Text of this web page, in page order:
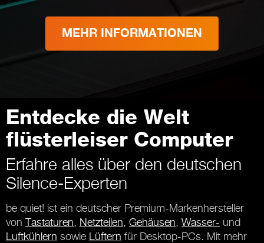
MEHR INFORMATIONEN
Entdecke die Welt
flüsterleiser Computer
Erfahre alles über den deutschen
Silence-Experten
be quiet! ist ein deutscher Premium-Markenhersteller
vonTastaturen, Netzteilen, Gehäusen, Wasser- und
Luftkühlern sowie Lüftern für Desktop-PCs. Mit mehr